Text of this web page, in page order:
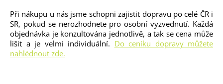
Při nákupu u nás jsme schopni zajistit dopravu po celé ČR i
SR, pokud se nerozhodnete pro osobní vyzvednutí. Každá
objednávka je konzultována jednotlivě, a tak se cena může
lišit a je velmi individuální. Do ceníku dopravy můžete
nahlédnout zde.